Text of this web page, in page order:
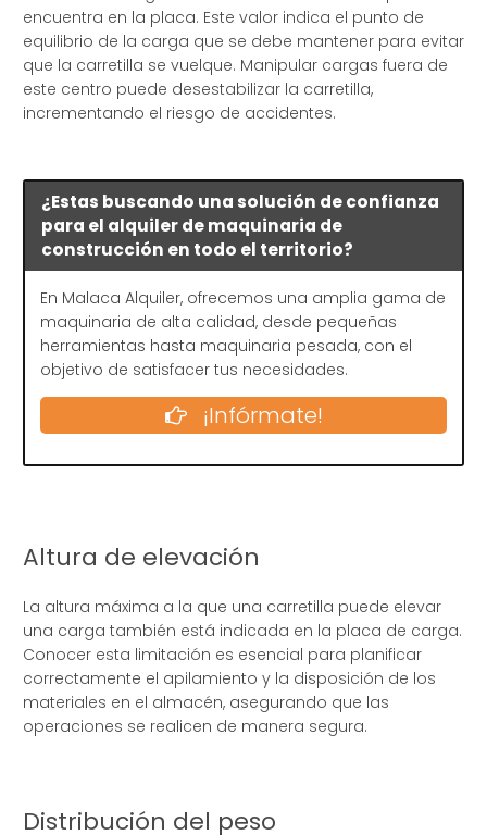
encuentra en la placa. Este valor indica el punto de
equilibrio de la carga que se debe mantener para evitar
que la carretilla se vuelque. Manipular cargas fuera de
este centro puede desestabilizar la carretilla,
incrementando el riesgo de accidentes.
¿Estas buscando una solución de confianza
para el alquiler de maquinaria de
construcción en todo el territorio?
En Malaca Alquiler, ofrecemos una amplia gama de
maquinaria de alta calidad, desde pequeñas
herramientas hasta maquinaria pesada, con el
objetivo de satisfacer tus necesidades.
¡Infórmate!
Altura de elevación
La altura máxima a la que una carretilla puede elevar
una carga también está indicada en la placa de carga.
Conocer esta limitación es esencial para planificar
correctamente el apilamiento y la disposición de los
materiales en el almacén, asegurando que las
operaciones se realicen de manera segura.
Distribución del peso